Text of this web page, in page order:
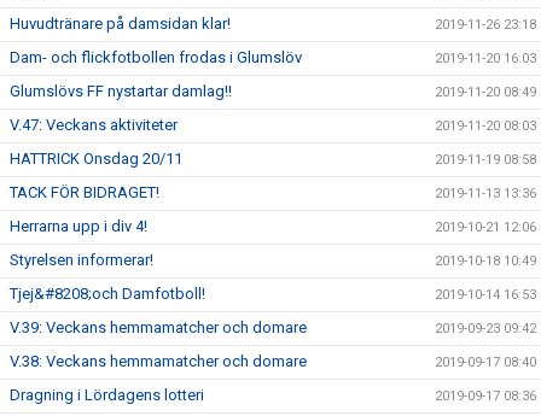
Huvudtränare på damsidan klar! 2019-11-26 23:18
Dam- och flickfotbollen frodas i Glumslöv 2019-11-20 16:03
Glumslövs FF nystartar damlag!! 2019-11-20 08:49
V.47: Veckans aktiviteter 2019-11-20 08:03
HATTRICK Onsdag 20/11 2019-11-19 08:58
TACK FÖR BIDRAGET! 2019-11-13 13:36
Herrarna upp i div 4! 2019-10-21 12:06
Styrelsen informerar! 2019-10-18 10:49
Tjej&#8208;och Damfotboll! 2019-10-14 16:53
V.39: Veckans hemmamatcher och domare 2019-09-23 09:42
V.38: Veckans hemmamatcher och domare 2019-09-17 08:40
Dragning i Lördagens lotteri 2019-09-17 08:36